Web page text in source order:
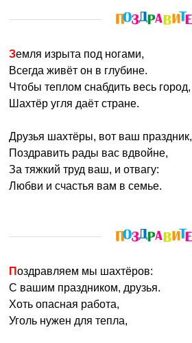
Земля изрыта под ногами,
Всегда живёт он в глубине.
Чтобы теплом снабдить весь город,
Шахтёр угля даёт стране.
Друзья шахтёры, вот ваш праздник,
Поздравить рады вас вдвойне,
За тяжкий труд ваш, и отвагу:
Любви и счастья вам в семье.
Поздравляем мы шахтёров:
С вашим праздником, друзья.
Хоть опасная работа,
Уголь нужен для тепла,